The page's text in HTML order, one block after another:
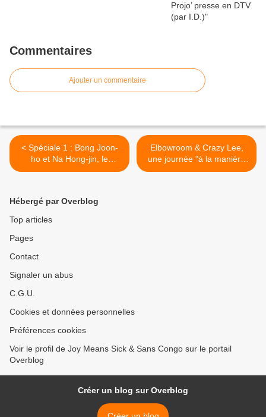
Commentaires
Ajouter un commentaire
< Spéciale 1 : Bong Joon-
ho et Na Hong-jin, le
Combo qui met KO [FFCF]
Elbowroom & Crazy Lee,
une journée "à la manière
de" au FFCF 2010 >
Hébergé par Overblog
Top articles
Pages
Contact
Signaler un abus
C.G.U.
Cookies et données personnelles
Préférences cookies
Voir le profil de Joy Means Sick & Sans Congo sur le portail
Overblog
Créer un blog sur Overblog